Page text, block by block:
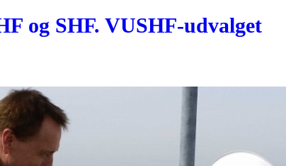
og SHF. VUSHF-udvalget